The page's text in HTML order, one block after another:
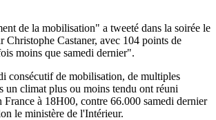
de la mobilisation" a tweeté dans la soirée le
Christophe Castaner, avec 104 points de
moins que samedi dernier".
consécutif de mobilisation, de multiples
un climat plus ou moins tendu ont réuni
France à 18H00, contre 66.000 samedi dernier
le ministère de l'Intérieur.